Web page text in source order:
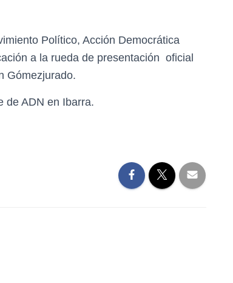
Político, Acción Democrática
a la rueda de presentación oficial
Gómezjurado.
de ADN en Ibarra.